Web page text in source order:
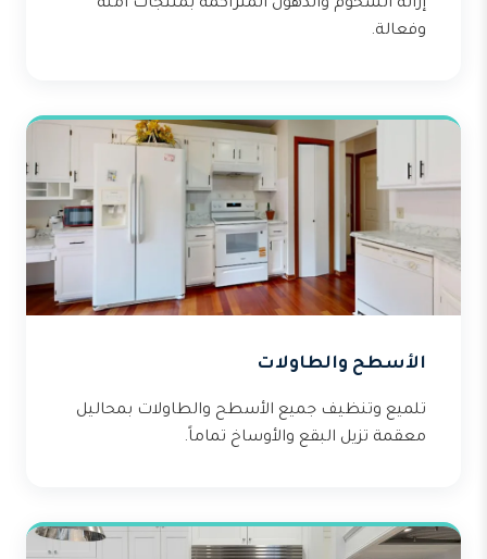
إزالة الشحوم والدهون المتراكمة بمنتجات آمنة
وفعالة.
الأسطح والطاولات
تلميع وتنظيف جميع الأسطح والطاولات بمحاليل
معقمة تزيل البقع والأوساخ تماماً.